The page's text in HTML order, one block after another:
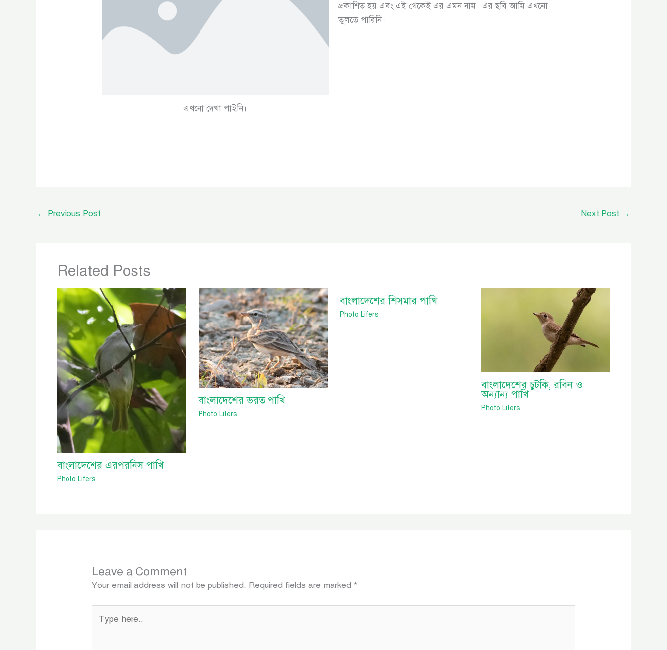
এখনো দেখা পাইনি।
প্রকাশিত হয় এবং এই থেকেই এর এমন নাম। এর ছবি আমি এখনো
তুলতে পারিনি।
← Previous Post Next Post →
Related Posts
বাংলাদেশের এরপরনিস পাখি
Photo Lifers
বাংলাদেশের ভরত পাখি
Photo Lifers
বাংলাদেশের শিসমার পাখি
Photo Lifers
বাংলাদেশের চুটকি, রবিন ও
অন্যান্য পাখি
Photo Lifers
Leave a Comment
Your email address will not be published. Required fields are marked *
here..